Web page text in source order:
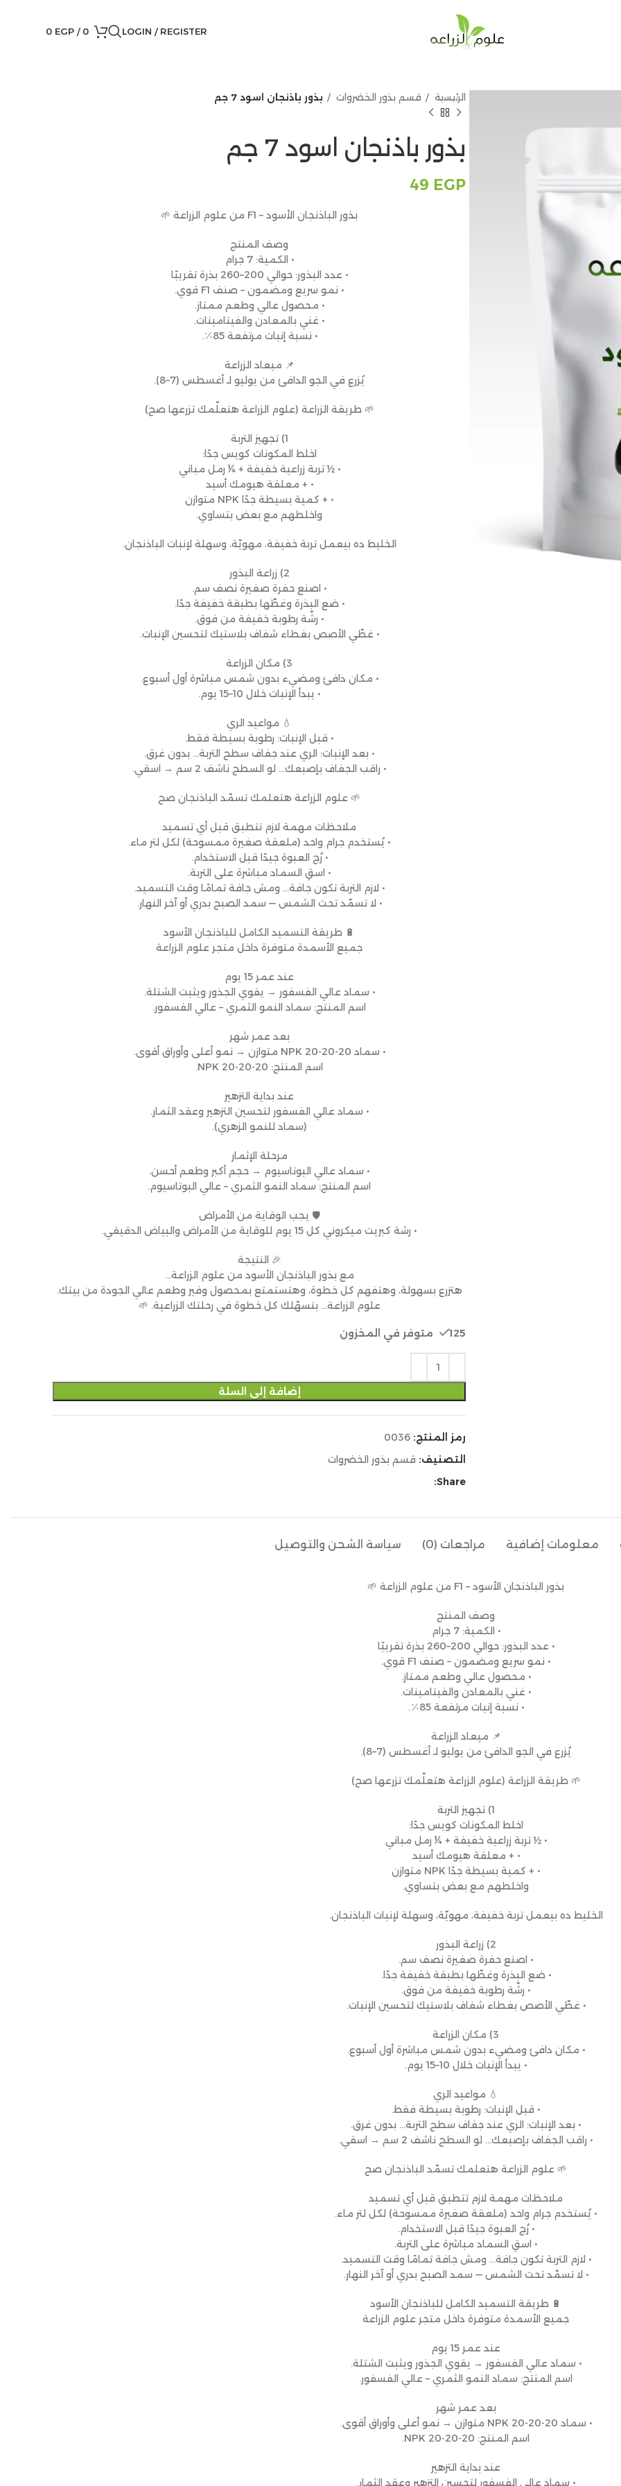
LOGIN / REGISTER
0
/
0 EGP
الرئيسية قسم بذور الخضروات بذور باذنجان اسود 7 جم
بذور باذنجان اسود 7 جم
49 EGP
بذور الباذنجان الأسود – F1 من علوم الزراعة 🌱
وصف المنتج
• الكمية: 7 جرام
• عدد البذور: حوالي 200–260 بذرة تقريبًا
• نمو سريع ومضمون – صنف F1 قوي.
• محصول عالي وطعم ممتاز.
• غني بالمعادن والفيتامينات.
• نسبة إنبات مرتفعة 85٪.
📌 ميعاد الزراعة
يُزرع في الجو الدافئ من يوليو لـ أغسطس (7–8).
🌱 طريقة الزراعة (علوم الزراعة هتعلّمك تزرعها صح)
1) تجهيز التربة
اخلط المكونات كويس جدًا:
• ½ تربة زراعية خفيفة + ¼ رمل مباني
• + معلقة هيومك أسيد
• + كمية بسيطة جدًا NPK متوازن
واخلطهم مع بعض بتساوي.
الخليط ده بيعمل تربة خفيفة، مهويّة، وسهلة لإنبات الباذنجان.
2) زراعة البذور
• اصنع حفرة صغيرة نصف سم.
• ضع البذرة وغطّها بطبقة خفيفة جدًا.
• رشّة رطوبة خفيفة من فوق.
• غطّي الأصص بغطاء شفاف بلاستيك لتحسين الإنبات.
3) مكان الزراعة
• مكان دافئ ومضيء بدون شمس مباشرة أول أسبوع.
• يبدأ الإنبات خلال 10–15 يوم.
💧 مواعيد الري
• قبل الإنبات: رطوبة بسيطة فقط.
• بعد الإنبات: الري عند جفاف سطح التربة… بدون غرق.
• راقب الجفاف بإصبعك… لو السطح ناشف 2 سم → اسقي.
🌱 علوم الزراعة هتعلمك تسمّد الباذنجان صح
ملاحظات مهمة لازم تتطبق قبل أي تسميد
• يُستخدم جرام واحد (ملعقة صغيرة ممسوحة) لكل لتر ماء.
• رُج العبوة جيدًا قبل الاستخدام.
• اسقِ السماد مباشرة على التربة.
• لازم التربة تكون جافة… ومش جافة تمامًا وقت التسميد.
• لا تسمّد تحت الشمس — سمد الصبح بدري أو آخر النهار.
🔋 طريقة التسميد الكامل للباذنجان الأسود
جميع الأسمدة متوفرة داخل متجر علوم الزراعة
عند عمر 15 يوم
• سماد عالي الفسفور → يقوي الجذور ويثبت الشتلة.
اسم المنتج: سماد النمو الثمري – عالي الفسفور.
بعد عمر شهر
• سماد NPK 20-20-20 متوازن → نمو أعلى وأوراق أقوى.
اسم المنتج: NPK 20-20-20.
عند بداية التزهير
• سماد عالي الفسفور لتحسين التزهير وعقد الثمار.
(سماد للنمو الزهري).
مرحلة الإثمار
• سماد عالي البوتاسيوم → حجم أكبر وطعم أحسن.
اسم المنتج: سماد النمو الثمري – عالي البوتاسيوم.
🛡 يجب الوقاية من الأمراض
• رشة كبريت ميكروني كل 15 يوم للوقاية من الأمراض والبياض الدقيقي.
🎉 النتيجة
مع بذور الباذنجان الأسود من علوم الزراعة…
هتزرع بسهولة، وهتفهم كل خطوة، وهتستمتع بمحصول وفير وطعم عالي الجودة من بيتك.
علوم الزراعة… بتسهّلك كل خطوة في رحلتك الزراعية. 🌱
125 متوفر في المخزون
إضافة إلى السلة
رمز المنتج: 0036
التصنيف: قسم بذور الخضروات
Share:
معلومات إضافية مراجعات (0) سياسة الشحن والتوصيل
بذور الباذنجان الأسود – F1 من علوم الزراعة 🌱
وصف المنتج
• الكمية: 7 جرام
• عدد البذور: حوالي 200–260 بذرة تقريبًا
• نمو سريع ومضمون – صنف F1 قوي.
• محصول عالي وطعم ممتاز.
• غني بالمعادن والفيتامينات.
• نسبة إنبات مرتفعة 85٪.
📌 ميعاد الزراعة
يُزرع في الجو الدافئ من يوليو لـ أغسطس (7–8).
🌱 طريقة الزراعة (علوم الزراعة هتعلّمك تزرعها صح)
1) تجهيز التربة
اخلط المكونات كويس جدًا:
• ½ تربة زراعية خفيفة + ¼ رمل مباني
• + معلقة هيومك أسيد
• + كمية بسيطة جدًا NPK متوازن
واخلطهم مع بعض بتساوي.
الخليط ده بيعمل تربة خفيفة، مهويّة، وسهلة لإنبات الباذنجان.
2) زراعة البذور
• اصنع حفرة صغيرة نصف سم.
• ضع البذرة وغطّها بطبقة خفيفة جدًا.
• رشّة رطوبة خفيفة من فوق.
• غطّي الأصص بغطاء شفاف بلاستيك لتحسين الإنبات.
3) مكان الزراعة
• مكان دافئ ومضيء بدون شمس مباشرة أول أسبوع.
• يبدأ الإنبات خلال 10–15 يوم.
💧 مواعيد الري
• قبل الإنبات: رطوبة بسيطة فقط.
• بعد الإنبات: الري عند جفاف سطح التربة… بدون غرق.
• راقب الجفاف بإصبعك… لو السطح ناشف 2 سم → اسقي.
🌱 علوم الزراعة هتعلمك تسمّد الباذنجان صح
ملاحظات مهمة لازم تتطبق قبل أي تسميد
• يُستخدم جرام واحد (ملعقة صغيرة ممسوحة) لكل لتر ماء.
• رُج العبوة جيدًا قبل الاستخدام.
• اسقِ السماد مباشرة على التربة.
• لازم التربة تكون جافة… ومش جافة تمامًا وقت التسميد.
• لا تسمّد تحت الشمس — سمد الصبح بدري أو آخر النهار.
🔋 طريقة التسميد الكامل للباذنجان الأسود
جميع الأسمدة متوفرة داخل متجر علوم الزراعة
عند عمر 15 يوم
• سماد عالي الفسفور → يقوي الجذور ويثبت الشتلة.
اسم المنتج: سماد النمو الثمري – عالي الفسفور.
بعد عمر شهر
• سماد NPK 20-20-20 متوازن → نمو أعلى وأوراق أقوى.
اسم المنتج: NPK 20-20-20.
عند بداية التزهير
• سماد عالي الفسفور لتحسين التزهير وعقد الثمار.